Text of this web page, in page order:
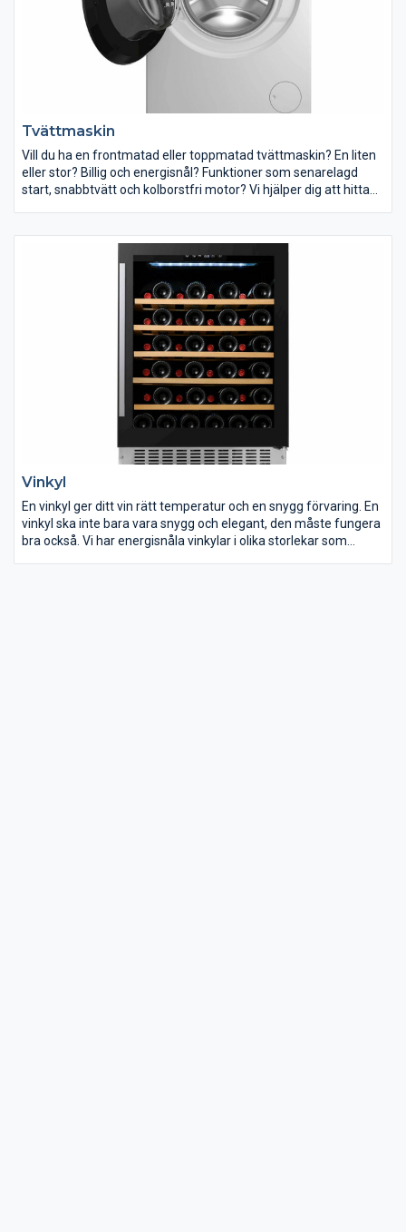
Tvättmaskin
Vill du ha en frontmatad eller toppmatad tvättmaskin? En liten
eller stor? Billig och energisnål? Funktioner som senarelagd
start, snabbtvätt och kolborstfri motor? Vi hjälper dig att hitta
Inför ditt köp av tvättmaskin finns det några saker du bör tänka
på. Tänk igenom vad som är viktigast för dig. Har du ont om
du att det är besvärligt att böja dig ner när du hanterar din tvätt
är en toppmatad tvättmaskin kanske det ultimata för dig.
Vinkyl
En vinkyl ger ditt vin rätt temperatur och en snygg förvaring. En
vinkyl ska inte bara vara snygg och elegant, den måste fungera
bra också. Vi har energisnåla vinkylar i olika storlekar som